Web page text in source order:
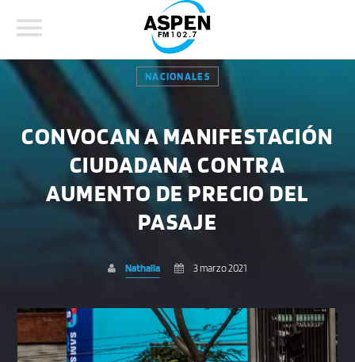
BUSCAR EN EL SITIO:
COMPARTE ESTA PÁGINA EN:
Whatsapp
NACIONALES
CONVOCAN A MANIFESTACIÓN
CIUDADANA CONTRA
AUMENTO DE PRECIO DEL
PASAJE
Nathalia 3 marzo 2021